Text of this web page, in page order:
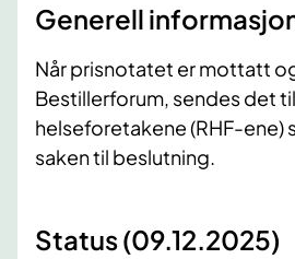
Generell
Når prisnotatet er mottatt
Bestillerforum, sendes det
helseforetakene (RHF-ene)
saken til beslutning.
Status (09.12.2025)